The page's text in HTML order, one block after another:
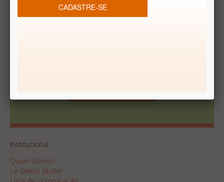
Institucional
Quem Somos
Le Délice Atelier